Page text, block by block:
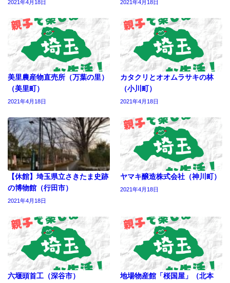
2021年4月18日 2021年4月18日
美里農産物直売所（万葉の里）
（美里町）
2021年4月18日
カタクリとオオムラサキの林
（小川町）
2021年4月18日
【休館】埼玉県立さきたま史跡
の博物館（行田市）
2021年4月18日
ヤマキ醸造株式会社（神川町）
2021年4月18日
六堰頭首工（深谷市）
地場物産館「桜国屋」（北本